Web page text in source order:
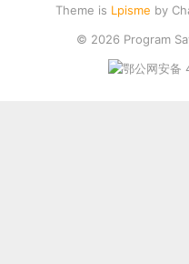
Theme is Lpisme by
© 2026 Program
鄂公网安